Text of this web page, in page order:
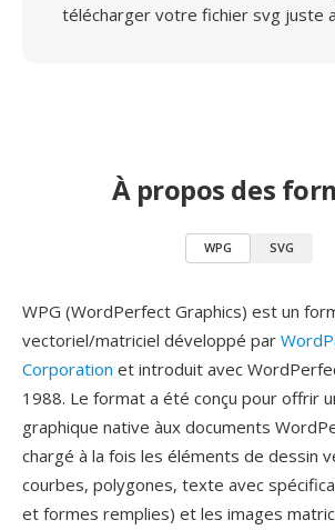
télécharger votre fichier svg juste
À propos des
WPG SVG
WPG (WordPerfect Graphics) est un
vectoriel/matriciel développé par
Corporation et introduit avec
1988. Le format a été conçu pour offrir
graphique native àux documents
chargé à la fois les éléments de dessin
courbes, polygones, texte avec
et formes remplies) et les images